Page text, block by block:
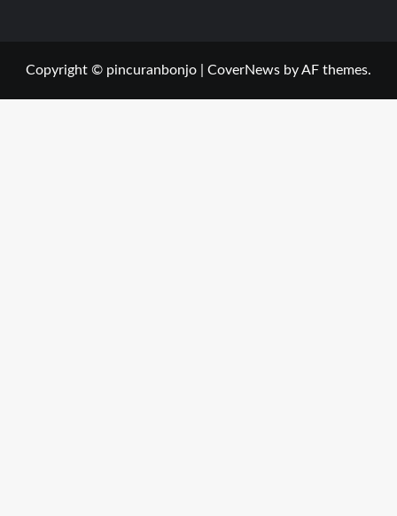
Copyright © pincuranbonjo CoverNews by AF themes.